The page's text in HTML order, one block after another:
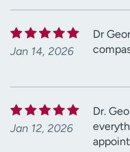
Jan 14, 2026
Dr
Jan 12, 2026
Dr.